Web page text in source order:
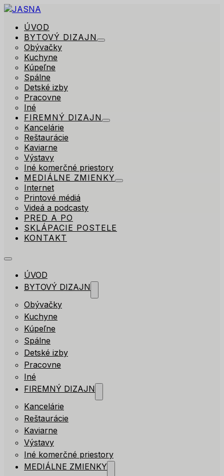
ÚVOD
BYTOVÝ DIZAJN
Obývačky
Kuchyne
Kúpeľne
Spálne
Detské izby
Pracovne
Iné
FIREMNÝ DIZAJN
Kancelárie
Reštaurácie
Kaviarne
Výstavy
Iné komerčné priestory
MEDIÁLNE ZMIENKY
Internet
Printové médiá
Videá a podcasty
PRED A PO
SKLÁPACIE POSTELE
KONTAKT
ÚVOD
BYTOVÝ DIZAJN
Obývačky
Kuchyne
Kúpeľne
Spálne
Detské izby
Pracovne
Iné
FIREMNÝ DIZAJN
Kancelárie
Reštaurácie
Kaviarne
Výstavy
Iné komerčné priestory
MEDIÁLNE ZMIENKY